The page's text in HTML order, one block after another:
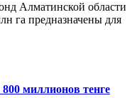
Алматинской области
га предназначены для
миллионов тенге